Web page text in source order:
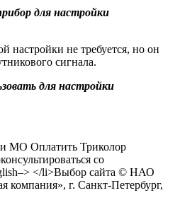
для настройки
настройки не требуется, но он
сигнала.
для настройки
МО Оплатить Триколор
со
</li>Выбор сайта © НАО
компания», г. Санкт-Петербург,